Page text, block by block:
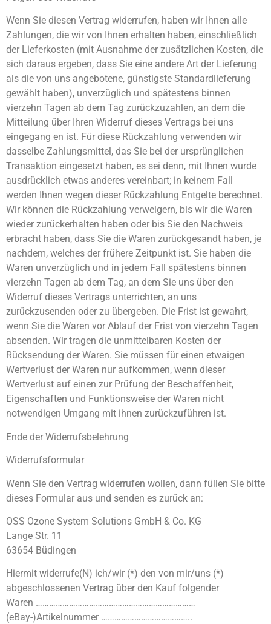
Wenn Sie diesen Vertrag widerrufen, haben wir Ihnen alle
Zahlungen, die wir von Ihnen erhalten haben, einschließlich
der Lieferkosten (mit Ausnahme der zusätzlichen Kosten, die
sich daraus ergeben, dass Sie eine andere Art der Lieferung
als die von uns angebotene, günstigste Standardlieferung
gewählt haben), unverzüglich und spätestens binnen
vierzehn Tagen ab dem Tag zurückzuzahlen, an dem die
Mitteilung über Ihren Widerruf dieses Vertrags bei uns
eingegang en ist. Für diese Rückzahlung verwenden wir
dasselbe Zahlungsmittel, das Sie bei der ursprünglichen
Transaktion eingesetzt haben, es sei denn, mit Ihnen wurde
ausdrücklich etwas anderes vereinbart; in keinem Fall
werden Ihnen wegen dieser Rückzahlung Entgelte berechnet.
Wir können die Rückzahlung verweigern, bis wir die Waren
wieder zurückerhalten haben oder bis Sie den Nachweis
erbracht haben, dass Sie die Waren zurückgesandt haben, je
nachdem, welches der frühere Zeitpunkt ist. Sie haben die
Waren unverzüglich und in jedem Fall spätestens binnen
vierzehn Tagen ab dem Tag, an dem Sie uns über den
Widerruf dieses Vertrags unterrichten, an uns
zurückzusenden oder zu übergeben. Die Frist ist gewahrt,
wenn Sie die Waren vor Ablauf der Frist von vierzehn Tagen
absenden. Wir tragen die unmittelbaren Kosten der
Rücksendung der Waren. Sie müssen für einen etwaigen
Wertverlust der Waren nur aufkommen, wenn dieser
Wertverlust auf einen zur Prüfung der Beschaffenheit,
Eigenschaften und Funktionsweise der Waren nicht
notwendigen Umgang mit ihnen zurückzuführen ist.
Ende der Widerrufsbelehrung
Widerrufsformular
Wenn Sie den Vertrag widerrufen wollen, dann füllen Sie bitte
dieses Formular aus und senden es zurück an:
OSS Ozone System Solutions GmbH & Co. KG
Lange Str. 11
63654 Büdingen
Hiermit widerrufe(N) ich/wir (*) den von mir/uns (*)
abgeschlossenen Vertrag über den Kauf folgender
Waren ………………………………………………………………
(eBay-)Artikelnummer …………………………………..